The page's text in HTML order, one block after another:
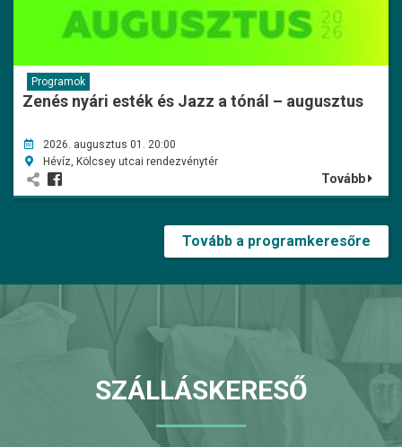
Programok
Zenés nyári esték és Jazz a tónál – augusztus
2026. augusztus 01. 20:00
Hévíz, Kölcsey utcai rendezvénytér
Tovább
Tovább a programkeresőre
SZÁLLÁSKERESŐ